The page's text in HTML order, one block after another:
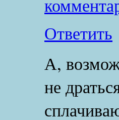
Ответить
А,
не